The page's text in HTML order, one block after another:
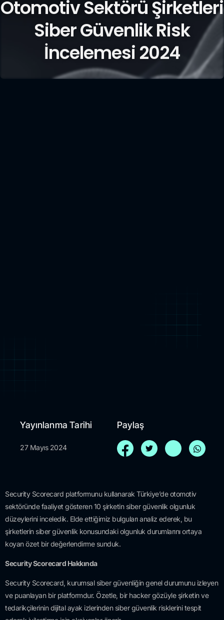
Otomotiv Sektörü Şirketleri
Siber Güvenlik Risk
İncelemesi 2024
Yayınlanma Tarihi
27 Mayıs 2024
Paylaş
Security Scorecard platformunu kullanarak Türkiye’de otomotiv
sektöründe faaliyet gösteren 10 şirketin siber güvenlik olgunluk
düzeylerini inceledik. Elde ettiğimiz bulguları analiz ederek, bu
şirketlerin siber güvenlik konusundaki olgunluk durumlarını ortaya
koyan özet bir değerlendirme sunduk.
Security Scorecard Hakkında
Security Scorecard, kurumsal siber güvenliğin genel durumunu izleyen
ve puanlayan bir platformdur. Özetle, bir hacker gözüyle şirketin ve
tedarikçilerinin dijital ayak izlerinden siber güvenlik risklerini tespit